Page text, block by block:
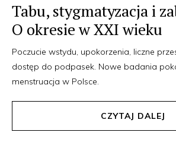
Tabu, stygmatyzacja i
O okresie w XXI wieku
Poczucie wstydu, upokorzenia, liczne
dostęp do podpasek. Nowe badania
menstruacja w Polsce.
CZYTAJ DALEJ